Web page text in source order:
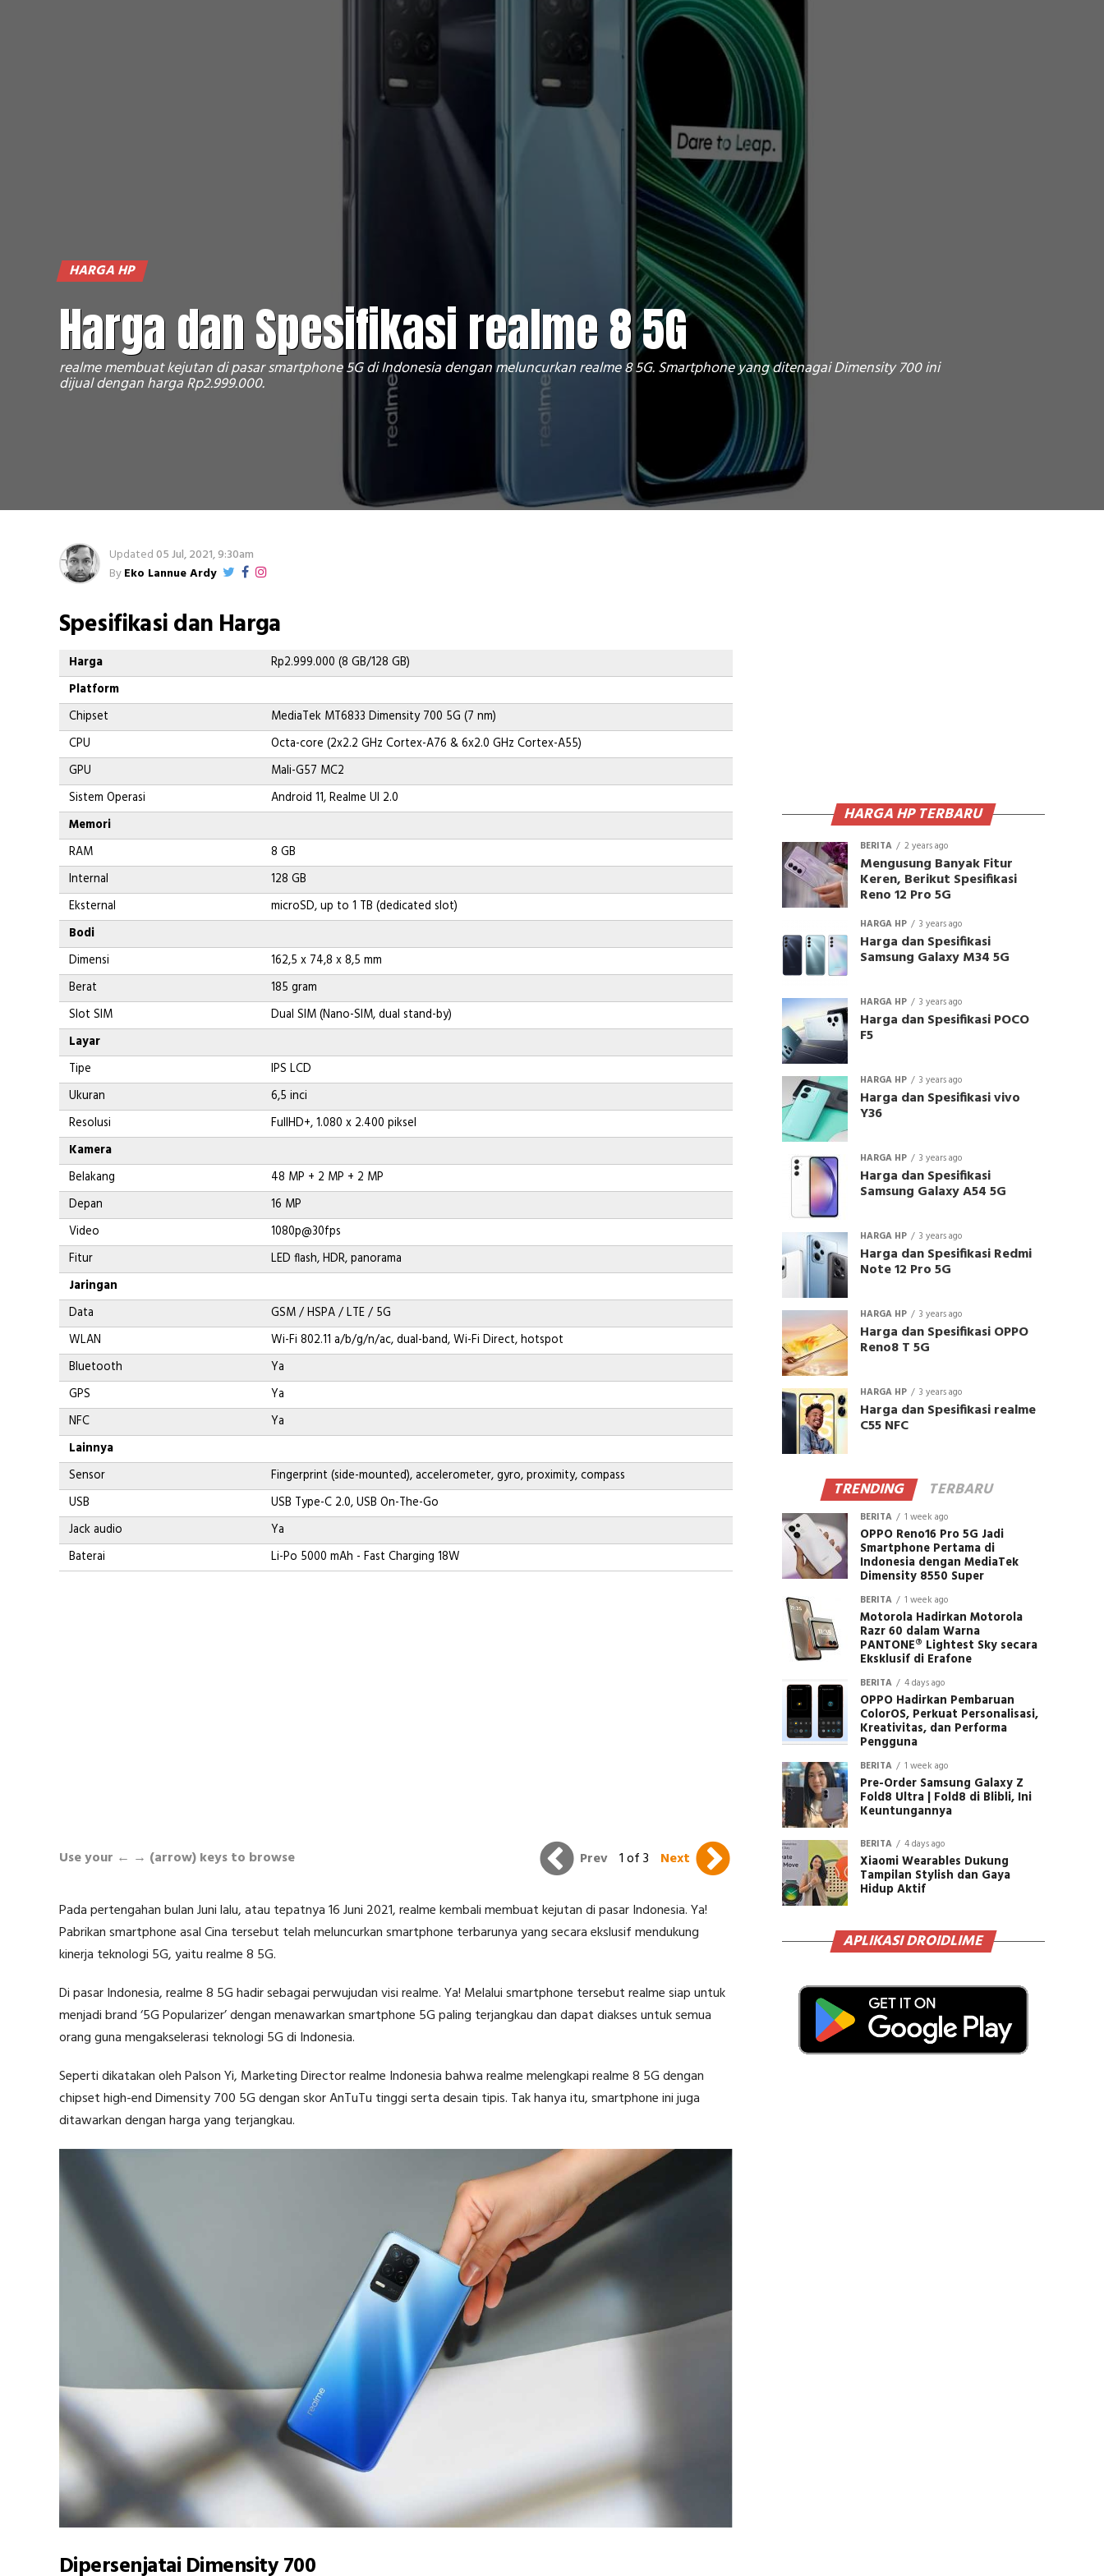
HARGA HP
Harga dan Spesifikasi realme 8 5G
realme membuat kejutan di pasar smartphone 5G di Indonesia dengan meluncurkan realme 8 5G. Smartphone yang ditenagai Dimensity 700 ini
dijual dengan harga Rp2.999.000.
Updated05 Jul, 2021, 9:30am
ByEko Lannue Ardy
Spesifikasi dan Harga
Harga
Rp2.999.000 (8 GB/128 GB)
Platform
Chipset
MediaTek MT6833 Dimensity 700 5G (7 nm)
CPU
Octa-core (2x2.2 GHz Cortex-A76 & 6x2.0 GHz Cortex-A55)
GPU
Mali-G57 MC2
Sistem Operasi
Android 11, Realme UI 2.0
Memori
RAM
8 GB
Internal
128 GB
Eksternal
microSD, up to 1 TB (dedicated slot)
Bodi
Dimensi
162,5 x 74,8 x 8,5 mm
Berat
185 gram
Slot SIM
Dual SIM (Nano-SIM, dual stand-by)
Layar
Tipe
IPS LCD
Ukuran
6,5 inci
Resolusi
FullHD+, 1.080 x 2.400 piksel
Kamera
Belakang
48 MP + 2 MP + 2 MP
Depan
16 MP
Video
1080p@30fps
Fitur
LED flash, HDR, panorama
Jaringan
Data
GSM / HSPA / LTE / 5G
WLAN
Wi-Fi 802.11 a/b/g/n/ac, dual-band, Wi-Fi Direct, hotspot
Bluetooth
Ya
GPS
Ya
NFC
Ya
Lainnya
Sensor
Fingerprint (side-mounted), accelerometer, gyro, proximity, compass
USB
USB Type-C 2.0, USB On-The-Go
Jack audio
Ya
Baterai
Li-Po 5000 mAh - Fast Charging 18W
Prev 1 of 3 Next
Use your ← → (arrow) keys to browse
Pada pertengahan bulan Juni lalu, atau tepatnya 16 Juni 2021, realme kembali membuat kejutan di pasar Indonesia. Ya!
Pabrikan smartphone asal Cina tersebut telah meluncurkan smartphone terbarunya yang secara ekslusif mendukung
kinerja teknologi 5G, yaitu realme 8 5G.
Di pasar Indonesia, realme 8 5G hadir sebagai perwujudan visi realme. Ya! Melalui smartphone tersebut realme siap untuk
menjadi brand ‘5G Popularizer’ dengan menawarkan smartphone 5G paling terjangkau dan dapat diakses untuk semua
orang guna mengakselerasi teknologi 5G di Indonesia.
Seperti dikatakan oleh Palson Yi, Marketing Director realme Indonesia bahwa realme melengkapi realme 8 5G dengan
chipset high-end Dimensity 700 5G dengan skor AnTuTu tinggi serta desain tipis. Tak hanya itu, smartphone ini juga
ditawarkan dengan harga yang terjangkau.
Dipersenjatai Dimensity 700
HARGA HP TERBARU
BERITA 2 years ago
Mengusung Banyak Fitur
Keren, Berikut Spesifikasi
Reno 12 Pro 5G
HARGA HP 3 years ago
Harga dan Spesifikasi
Samsung Galaxy M34 5G
HARGA HP 3 years ago
Harga dan Spesifikasi POCO
F5
HARGA HP 3 years ago
Harga dan Spesifikasi vivo
Y36
HARGA HP 3 years ago
Harga dan Spesifikasi
Samsung Galaxy A54 5G
HARGA HP 3 years ago
Harga dan Spesifikasi Redmi
Note 12 Pro 5G
HARGA HP 3 years ago
Harga dan Spesifikasi OPPO
Reno8 T 5G
HARGA HP 3 years ago
Harga dan Spesifikasi realme
C55 NFC
TRENDING TERBARU
BERITA 1 week ago
OPPO Reno16 Pro 5G Jadi
Smartphone Pertama di
Indonesia dengan MediaTek
Dimensity 8550 Super
BERITA 1 week ago
Motorola Hadirkan Motorola
Razr 60 dalam Warna
PANTONE® Lightest Sky secara
Eksklusif di Erafone
BERITA 4 days ago
OPPO Hadirkan Pembaruan
ColorOS, Perkuat Personalisasi,
Kreativitas, dan Performa
Pengguna
BERITA 1 week ago
Pre-Order Samsung Galaxy Z
Fold8 Ultra | Fold8 di Blibli, Ini
Keuntungannya
BERITA 4 days ago
Xiaomi Wearables Dukung
Tampilan Stylish dan Gaya
Hidup Aktif
APLIKASI DROIDLIME